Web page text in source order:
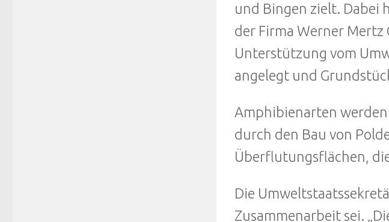
und Bingen zielt. Dabei
der Firma Werner
Unterstützung vom
angelegt und
Amphibienarten
durch den Bau von
Überflutungsflächen,
Die
Zusammenarbeit sei.